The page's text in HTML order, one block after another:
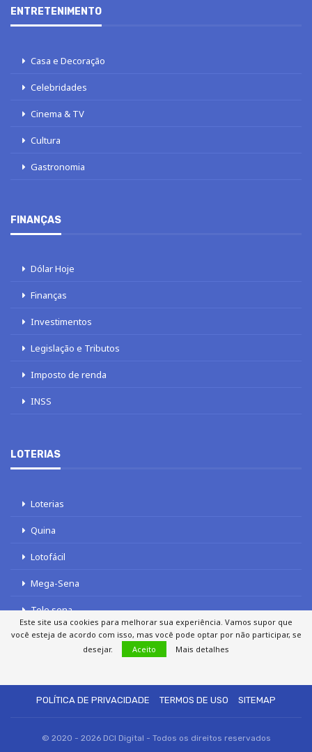
ENTRETENIMENTO
Casa e Decoração
Celebridades
Cinema & TV
Cultura
Gastronomia
FINANÇAS
Dólar Hoje
Finanças
Investimentos
Legislação e Tributos
Imposto de renda
INSS
LOTERIAS
Loterias
Quina
Lotofácil
Mega-Sena
Tele sena
POLÍTICA DE PRIVACIDADE
TERMOS DE USO SITEMAP
© 2020 - 2026 DCI Digital - Todos os direitos reservados
Este site usa cookies para melhorar sua experiência. Vamos supor que
você esteja de acordo com isso, mas você pode optar por não participar, se
desejar.
Aceito Mais detalhes